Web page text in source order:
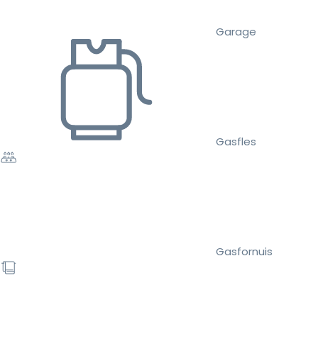
Garage
Gasfles
Gasfornuis